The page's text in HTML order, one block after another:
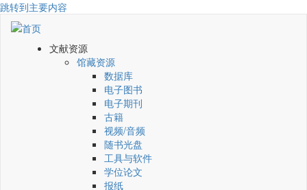
跳转到主要内容
文献资源
馆藏资源
数据库
电子图书
电子期刊
古籍
视频/音频
随书光盘
工具与软件
学位论文
报纸